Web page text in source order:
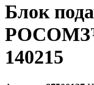
Блок
140215